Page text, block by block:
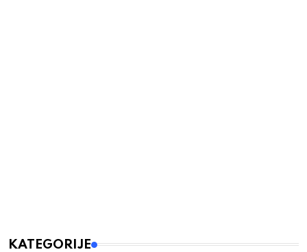
KATEGORIJE